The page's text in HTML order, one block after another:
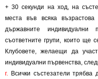
+ 30 секунди на ход, на
места във всяка
държавните
съответните групи, които ще
Клубовете, желаещи да
индивидуални първенства,
г. Всички състезатели трябва